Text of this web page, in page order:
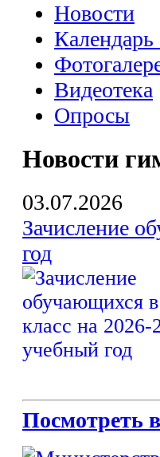
Новости
Видеотека
Опросы
Новости
03.07.2026
Зачисление
год
Посмотреть